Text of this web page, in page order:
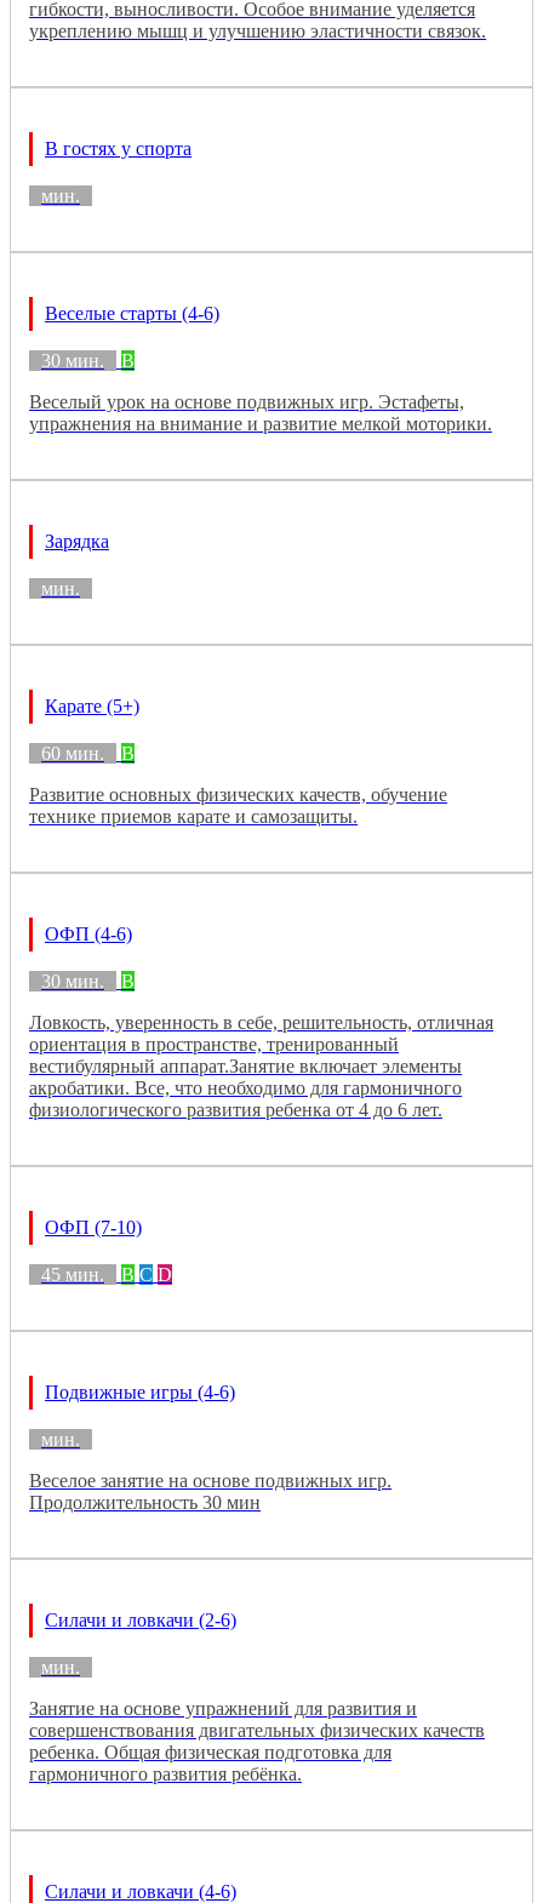
гибкости, выносливости. Особое внимание уделяется
укреплению мышц и улучшению эластичности связок.
В гостях у спорта
мин.
Веселые старты (4-6)
30 мин.
B
Веселый урок на основе подвижных игр. Эстафеты,
упражнения на внимание и развитие мелкой моторики.
Зарядка
мин.
Карате (5+)
60 мин.
B
Развитие основных физических качеств, обучение
технике приемов карате и самозащиты.
ОФП (4-6)
30 мин.
B
Ловкость, уверенность в себе, решительность, отличная
ориентация в пространстве, тренированный
вестибулярный аппарат.Занятие включает элементы
акробатики. Все, что необходимо для гармоничного
физиологического развития ребенка от 4 до 6 лет.
ОФП (7-10)
45 мин. B C D
Подвижные игры (4-6)
мин.
Веселое занятие на основе подвижных игр.
Продолжительность 30 мин
Силачи и ловкачи (2-6)
мин.
Занятие на основе упражнений для развития и
совершенствования двигательных физических качеств
ребенка. Общая физическая подготовка для
гармоничного развития ребёнка.
Силачи и ловкачи (4-6)